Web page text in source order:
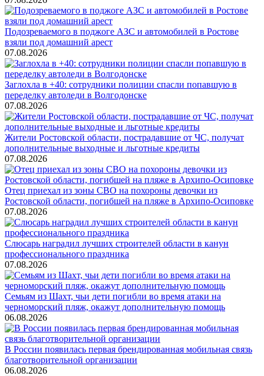
Подозреваемого в поджоге АЗС и автомобилей в Ростове
взяли под домашний арест
07.08.2026
Заглохла в +40: сотрудники полиции спасли попавшую в
переделку автоледи в Волгодонске
07.08.2026
Жители Ростовской области, пострадавшие от ЧС, получат
дополнительные выходные и льготные кредиты
07.08.2026
Отец приехал из зоны СВО на похороны девочки из
Ростовской области, погибшей на пляже в Архипо-Осиповке
07.08.2026
Слюсарь наградил лучших строителей области в канун
профессионального праздника
07.08.2026
Семьям из Шахт, чьи дети погибли во время атаки на
черноморский пляж, окажут дополнительную помощь
06.08.2026
В России появилась первая брендированная мобильная связь
благотворительной организации
06.08.2026